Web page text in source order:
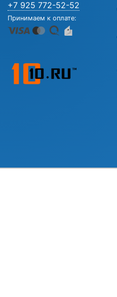
+7 925 772-52-52
Принимаем к оплате: